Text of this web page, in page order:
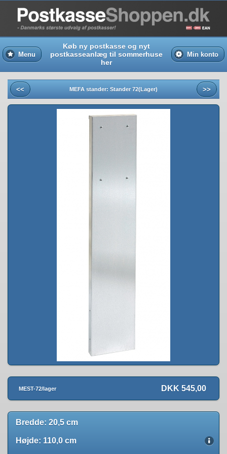
Menu
Køb ny postkasse og nyt
postkasseanlæg til sommerhuse
her
Min konto
<< MEFA stander: Stander 72(Lager) >>
MEST-72/lager DKK 545,00
Bredde: 20,5 cm
Højde: 110,0 cm